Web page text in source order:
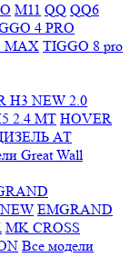
M11 QQ QQ6
4 PRO
MAX TIGGO 8 pro
H3 NEW 2.0
2.4 МТ HOVER
АТ
Great Wall
EMGRAND
MK CROSS
Все модели